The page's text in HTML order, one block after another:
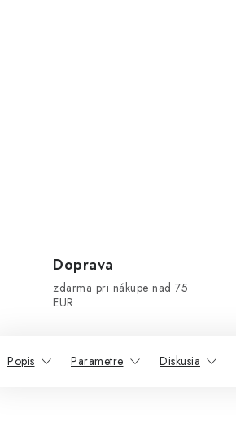
Doprava
zdarma pri nákupe nad 75
EUR
Popis Parametre Diskusia